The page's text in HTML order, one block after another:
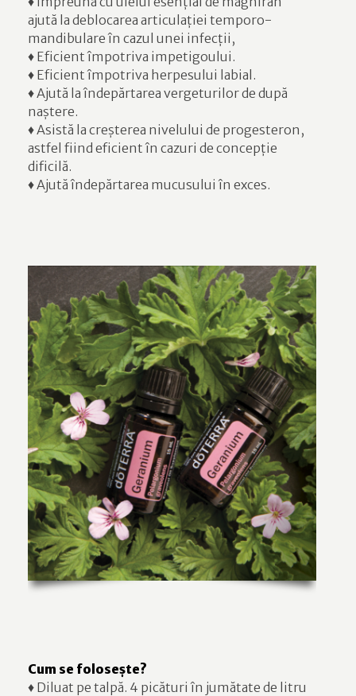
ajută la deblocarea articulației temporo-
mandibulare în cazul unei infecții,
♦ Eficient împotriva impetigoului.
♦ Eficient împotriva herpesului labial.
♦ Ajută la îndepărtarea vergeturilor de după
naștere.
♦ Asistă la creșterea nivelului de progesteron,
astfel fiind eficient în cazuri de concepție
dificilă.
♦ Ajută îndepărtarea mucusului în exces.
Cum se folosește?
♦ Diluat pe talpă. 4 picături în jumătate de litru